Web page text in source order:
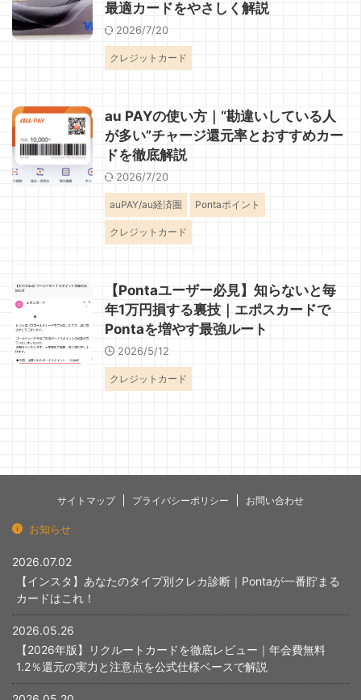
最適カードをやさしく解説
2026/7/20
クレジットカード
au PAYの使い方｜“勘違いしている人
が多い”チャージ還元率とおすすめカー
ドを徹底解説
2026/7/20
auPAY/au経済圏 Pontaポイント
クレジットカード
【Pontaユーザー必見】知らないと毎
年1万円損する裏技｜エポスカードで
Pontaを増やす最強ルート
2026/5/12
クレジットカード
サイトマップ プライバシーポリシー お問い合わせ
お知らせ
2026.07.02
【インスタ】あなたのタイプ別クレカ診断｜Pontaが一番貯まる
カードはこれ！
2026.05.26
【2026年版】リクルートカードを徹底レビュー｜年会費無料
1.2％還元の実力と注意点を公式仕様ベースで解説